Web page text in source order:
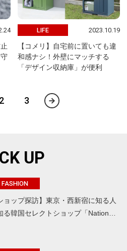
LIFE 2023.10.19
【コメリ】自宅前に置いても違
和感ナシ！外壁にマッチする
「デザイン収納庫」が便利
2 3
UP
FASHION
ョップ探訪】東京・西新宿に知る人
る韓国セレクトショップ「Nation…